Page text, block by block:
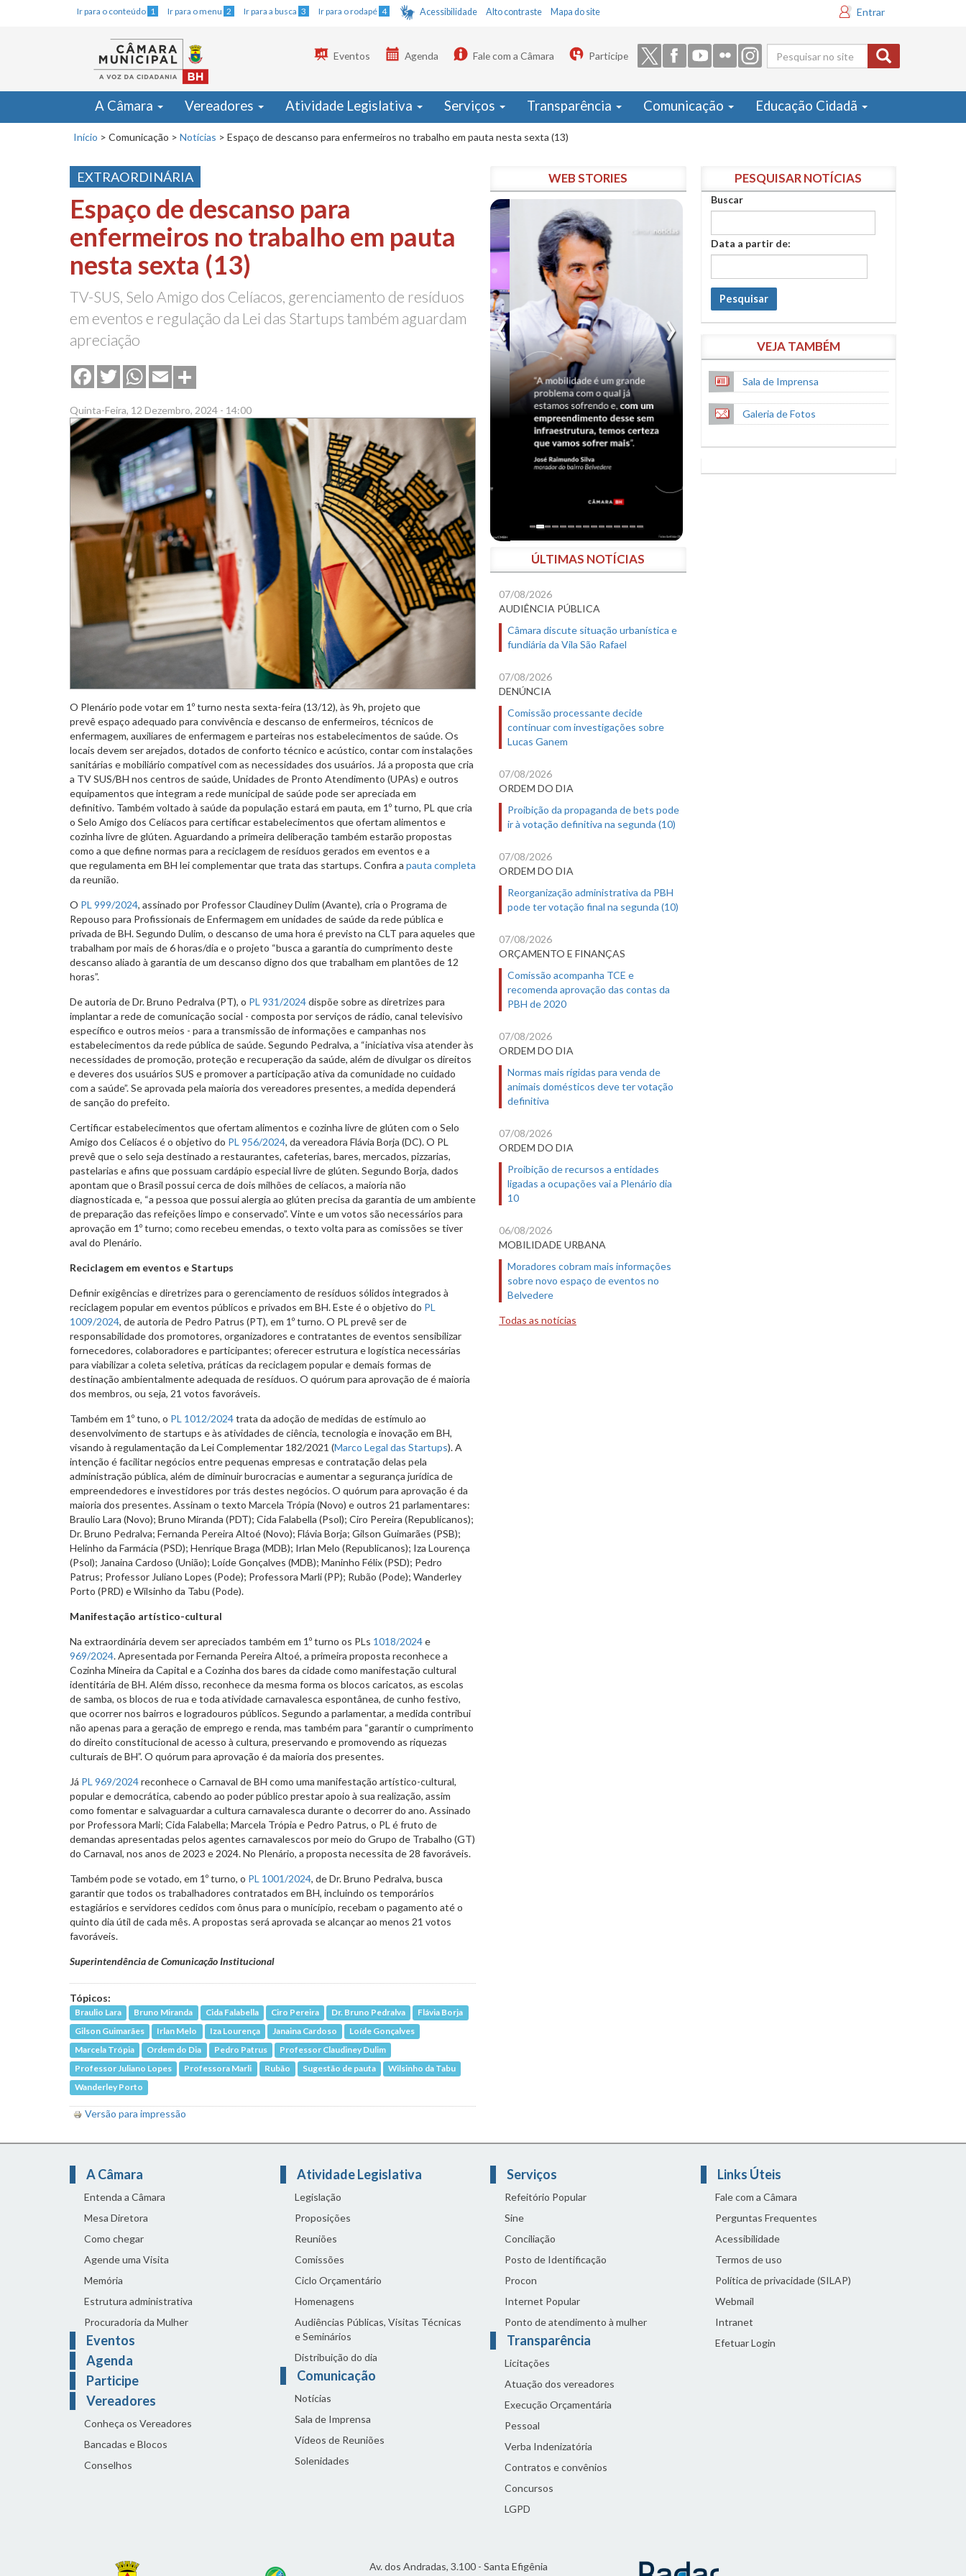
Ir para o conteúdo 1 Ir para o menu 2 Ir para a busca 3 Ir para o rodapé 4 Acessibilidade Alto contraste Mapa do site Entrar
Formulário
de busca
Eventos Agenda Fale com a Câmara Participe
A Câmara Vereadores Atividade Legislativa Serviços Transparência Comunicação Educação Cidadã
Início > Comunicação > Notícias > Espaço de descanso para enfermeiros no trabalho em pauta nesta sexta (13)
EXTRAORDINÁRIA
Espaço de descanso para
enfermeiros no trabalho em pauta
nesta sexta (13)
TV-SUS, Selo Amigo dos Celíacos, gerenciamento de resíduos
em eventos e regulação da Lei das Startups também aguardam
apreciação
FacebookTwitterWhatsApp
Email
Quinta-Feira, 12 Dezembro, 2024 - 14:00
O Plenário pode votar em 1º turno nesta sexta-feira (13/12), às 9h, projeto que
prevê espaço adequado para convivência e descanso de enfermeiros, técnicos de
enfermagem, auxiliares de enfermagem e parteiras nos estabelecimentos de saúde. Os
locais devem ser arejados, dotados de conforto técnico e acústico, contar com instalações
sanitárias e mobiliário compatível com as necessidades dos usuários. Já a proposta que cria
a TV SUS/BH nos centros de saúde, Unidades de Pronto Atendimento (UPAs) e outros
equipamentos que integram a rede municipal de saúde pode ser apreciada em
definitivo. Também voltado à saúde da população estará em pauta, em 1º turno, PL que cria
o Selo Amigo dos Celíacos para certificar estabelecimentos que ofertam alimentos e
cozinha livre de glúten. Aguardando a primeira deliberação também estarão propostas
como a que define normas para a reciclagem de resíduos gerados em eventos e a
que regulamenta em BH lei complementar que trata das startups. Confira a pauta completa
da reunião.
O PL 999/2024, assinado por Professor Claudiney Dulim (Avante), cria o Programa de
Repouso para Profissionais de Enfermagem em unidades de saúde da rede pública e
privada de BH. Segundo Dulim, o descanso de uma hora é previsto na CLT para aqueles que
trabalham por mais de 6 horas/dia e o projeto “busca a garantia do cumprimento deste
descanso aliado à garantia de um descanso digno dos que trabalham em plantões de 12
horas”.
De autoria de Dr. Bruno Pedralva (PT), o PL 931/2024dispõe sobre as diretrizes para
implantar a rede de comunicação social - composta por serviços de rádio, canal televisivo
específico e outros meios - para a transmissão de informações e campanhas nos
estabelecimentos da rede pública de saúde. Segundo Pedralva, a “iniciativa visa atender às
necessidades de promoção, proteção e recuperação da saúde, além de divulgar os direitos
e deveres dos usuários SUS e promover a participação ativa da comunidade no cuidado
com a saúde”. Se aprovada pela maioria dos vereadores presentes, a medida dependerá
de sanção do prefeito.
Certificar estabelecimentos que ofertam alimentos e cozinha livre de glúten com o Selo
Amigo dos Celíacos é o objetivo do PL 956/2024, da vereadora Flávia Borja (DC). O PL
prevê que o selo seja destinado a restaurantes, cafeterias, bares, mercados, pizzarias,
pastelarias e afins que possuam cardápio especial livre de glúten. Segundo Borja, dados
apontam que o Brasil possui cerca de dois milhões de celíacos, a maioria não
diagnosticada e, “a pessoa que possui alergia ao glúten precisa da garantia de um ambiente
de preparação das refeições limpo e conservado”. Vinte e um votos são necessários para
aprovação em 1º turno; como recebeu emendas, o texto volta para as comissões se tiver
aval do Plenário.
Reciclagem em eventos e Startups
Definir exigências e diretrizes para o gerenciamento de resíduos sólidos integrados à
reciclagem popular em eventos públicos e privados em BH. Este é o objetivo do PL
1009/2024, de autoria de Pedro Patrus (PT), em 1º turno. O PL prevê ser de
responsabilidade dos promotores, organizadores e contratantes de eventos sensibilizar
fornecedores, colaboradores e participantes; oferecer estrutura e logística necessárias
para viabilizar a coleta seletiva, práticas da reciclagem popular e demais formas de
destinação ambientalmente adequada de resíduos. O quórum para aprovação de é maioria
dos membros, ou seja, 21 votos favoráveis.
Também em 1º tuno, o PL 1012/2024trata da adoção de medidas de estímulo ao
desenvolvimento de startups e às atividades de ciência, tecnologia e inovação em BH,
visando à regulamentação da Lei Complementar 182/2021 (Marco Legal das Startups). A
intenção é facilitar negócios entre pequenas empresas e contratação delas pela
administração pública, além de diminuir burocracias e aumentar a segurança jurídica de
empreendedores e investidores por trás destes negócios. O quórum para aprovação é da
maioria dos presentes. Assinam o texto Marcela Trópia (Novo) e outros 21 parlamentares:
Braulio Lara (Novo); Bruno Miranda (PDT); Cida Falabella (Psol); Ciro Pereira (Republicanos);
Dr. Bruno Pedralva; Fernanda Pereira Altoé (Novo); Flávia Borja; Gilson Guimarães (PSB);
Helinho da Farmácia (PSD); Henrique Braga (MDB); Irlan Melo (Republicanos); Iza Lourença
(Psol); Janaina Cardoso (União); Loíde Gonçalves (MDB); Maninho Félix (PSD); Pedro
Patrus; Professor Juliano Lopes (Pode); Professora Marli (PP); Rubão (Pode); Wanderley
Porto (PRD) e Wilsinho da Tabu (Pode).
Manifestação artístico-cultural
Na extraordinária devem ser apreciados também em 1º turno os PLs 1018/2024e
969/2024. Apresentada por Fernanda Pereira Altoé, a primeira proposta reconhece a
Cozinha Mineira da Capital e a Cozinha dos bares da cidade como manifestação cultural
identitária de BH. Além disso, reconhece da mesma forma os blocos caricatos, as escolas
de samba, os blocos de rua e toda atividade carnavalesca espontânea, de cunho festivo,
que ocorrer nos bairros e logradouros públicos. Segundo a parlamentar, a medida contribui
não apenas para a geração de emprego e renda, mas também para “garantir o cumprimento
do direito constitucional de acesso à cultura, preservando e promovendo as riquezas
culturais de BH”. O quórum para aprovação é da maioria dos presentes.
Já PL 969/2024reconhece o Carnaval de BH como uma manifestação artístico-cultural,
popular e democrática, cabendo ao poder público prestar apoio à sua realização, assim
como fomentar e salvaguardar a cultura carnavalesca durante o decorrer do ano. Assinado
por Professora Marli; Cida Falabella; Marcela Trópia e Pedro Patrus, o PL é fruto de
demandas apresentadas pelos agentes carnavalescos por meio do Grupo de Trabalho (GT)
do Carnaval, nos anos de 2023 e 2024. No Plenário, a proposta necessita de 28 favoráveis.
Também pode se votado, em 1º turno, o PL 1001/2024, de Dr. Bruno Pedralva, busca
garantir que todos os trabalhadores contratados em BH, incluindo os temporários
estagiários e servidores cedidos com ônus para o município, recebam o pagamento até o
quinto dia útil de cada mês. A propostas será aprovada se alcançar ao menos 21 votos
favoráveis.
Superintendência de Comunicação Institucional
Tópicos:
Braulio Lara Bruno Miranda Cida Falabella Ciro Pereira Dr. Bruno Pedralva
Flávia Borja
Gilson Guimarães
Irlan Melo Iza Lourença Janaina Cardoso
Loíde Gonçalves
Marcela Trópia
Ordem do Dia Pedro Patrus
Professor Claudiney Dulim
Professor Juliano Lopes
Professora Marli Rubão Sugestão de pauta
Wilsinho da Tabu
Wanderley Porto
Versão para impressão
WEB STORIES
ÚLTIMAS NOTÍCIAS
07/08/2026
AUDIÊNCIA PÚBLICA
Câmara discute situação urbanística e
fundiária da Vila São Rafael
07/08/2026
DENÚNCIA
Comissão processante decide
continuar com investigações sobre
Lucas Ganem
07/08/2026
ORDEM DO DIA
Proibição da propaganda de bets pode
ir à votação definitiva na segunda (10)
07/08/2026
ORDEM DO DIA
Reorganização administrativa da PBH
pode ter votação final na segunda (10)
07/08/2026
ORÇAMENTO E FINANÇAS
Comissão acompanha TCE e
recomenda aprovação das contas da
PBH de 2020
07/08/2026
ORDEM DO DIA
Normas mais rígidas para venda de
animais domésticos deve ter votação
definitiva
07/08/2026
ORDEM DO DIA
Proibição de recursos a entidades
ligadas a ocupações vai a Plenário dia
10
06/08/2026
MOBILIDADE URBANA
Moradores cobram mais informações
sobre novo espaço de eventos no
Belvedere
Todas as notícias
PESQUISAR NOTÍCIAS
Buscar
Data a partir de:
Pesquisar
VEJA TAMBÉM
Sala de Imprensa
Galeria de Fotos
A Câmara
Entenda a Câmara
Mesa Diretora
Como chegar
Agende uma Visita
Memória
Estrutura administrativa
Procuradoria da Mulher
Eventos
Agenda
Participe
Vereadores
Conheça os Vereadores
Bancadas e Blocos
Conselhos
Atividade Legislativa
Legislação
Proposições
Reuniões
Comissões
Ciclo Orçamentário
Homenagens
Audiências Públicas, Visitas Técnicas
e Seminários
Distribuição do dia
Comunicação
Notícias
Sala de Imprensa
Vídeos de Reuniões
Solenidades
Serviços
Refeitório Popular
Sine
Conciliação
Posto de Identificação
Procon
Internet Popular
Ponto de atendimento à mulher
Transparência
Licitações
Atuação dos vereadores
Execução Orçamentária
Pessoal
Verba Indenizatória
Contratos e convênios
Concursos
LGPD
Links Úteis
Fale com a Câmara
Perguntas Frequentes
Acessibilidade
Termos de uso
Política de privacidade (SILAP)
Webmail
Intranet
Efetuar Login
Av. dos Andradas, 3.100 - Santa Efigênia